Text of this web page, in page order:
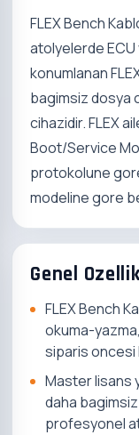
FLEX Bench
atolyelerde
konumlanan
bagimsiz dosya
cihazidir. FLEX
Boot/Service
protokolune
modeline gore
Genel
FLEX Bench
okuma-
siparis oncesi
Master lisans
daha
profesyonel